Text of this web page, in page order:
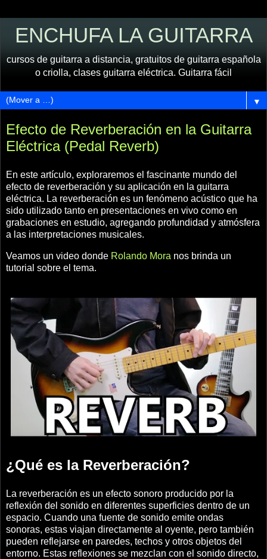
ENCHUFA LA GUITARRA
cursos de guitarra a distancia, gratuitos de guitarra española
o criolla, clases guitarra eléctrica. Guitarra fácil
▼
Efecto de Reverberación en la Guitarra
Eléctrica (Pedal Reverb)
En este artículo, exploraremos el fascinante mundo del
efecto de reverberación y su aplicación en la guitarra
eléctrica. La reverberación es un fenómeno acústico que ha
sido utilizado tanto en presentaciones en vivo como en
grabaciones en estudio, agregando profundidad y atmósfera
a las interpretaciones musicales.
Veamos un video donde Rolando Mora nos brinda un
tutorial sobre el tema.
¿Qué es la Reverberación?
La reverberación es un efecto sonoro producido por la
reflexión del sonido en diferentes superficies dentro de un
espacio. Cuando una fuente de sonido emite ondas
sonoras, estas viajan directamente al oyente, pero también
pueden reflejarse en paredes, techos y otros objetos del
entorno. Estas reflexiones se mezclan con el sonido directo,